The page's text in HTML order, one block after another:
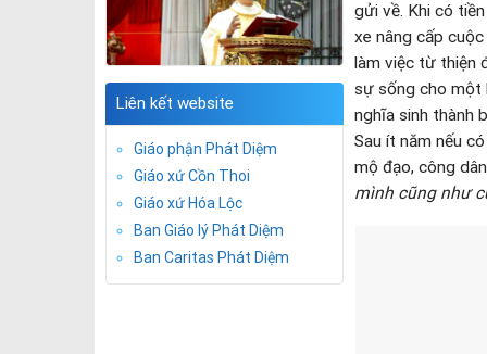
Liên kết website
Giáo phận Phát Diệm
Giáo xứ Cồn Thoi
Giáo xứ Hóa Lộc
Ban Giáo lý Phát Diệm
Ban Caritas Phát Diệm
gửi về. Khi có
xe nâng cấp
làm việc từ thiện
sự sống cho một
nghĩa sinh thành
Sau ít năm nếu
mộ đạo, công
mình cũng như